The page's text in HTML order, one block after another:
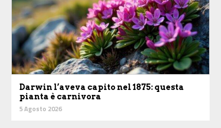
Darwin l’aveva capito nel 1875: questa
pianta è carnivora
5 Agosto 2026